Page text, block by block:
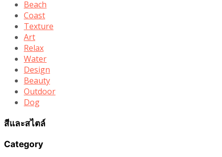
Beach
Coast
Texture
Art
Relax
Water
Design
Beauty
Outdoor
Dog
สีและสไตล์
Category